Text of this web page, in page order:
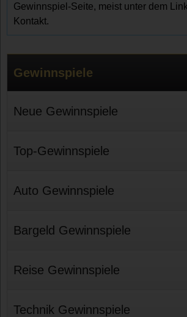
Gewinnspiel-Seite, meist unter dem
Kontakt.
Gewinnspiele
Neue Gewinnspiele
Top-Gewinnspiele
Auto Gewinnspiele
Bargeld Gewinnspiele
Reise Gewinnspiele
Technik Gewinnspiele